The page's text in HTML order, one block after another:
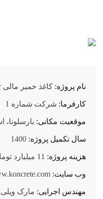
نام پروژه: کاغذ خمیر مالی Pasting paper
کارفرما: شرکت شماره 1
موقعیت مکانی: بارسلونا،
سال تکمیل پروژه: 1400
هزینه پروژه: 11 میلیارد تومان
وب سایت:
مهندس اجرایی: مارک ویلی